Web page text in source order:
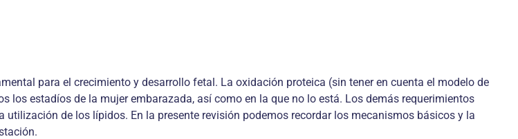
para el crecimiento y desarrollo fetal. La oxidación proteica (sin tener en cuenta el modelo de
estadíos de la mujer embarazada, así como en la que no lo está. Los demás requerimientos
de los lípidos. En la presente revisión podemos recordar los mecanismos básicos y la